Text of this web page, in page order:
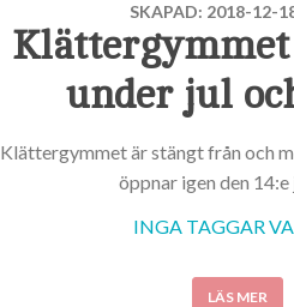
SKAPAD: 2018-12-
under jul
Klättergymmet är stängt från och
öppnar igen den 14:e
INGA TAGGAR
LÄS MER